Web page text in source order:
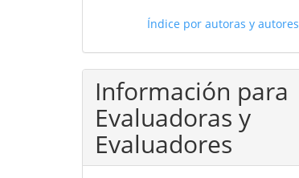
Índice por autoras y autores
Información para
Evaluadoras y
Evaluadores